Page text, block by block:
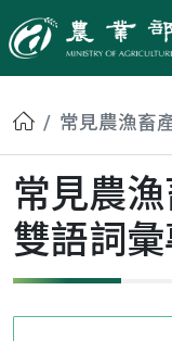
農業
首頁常見農漁畜
常見農
雙語詞